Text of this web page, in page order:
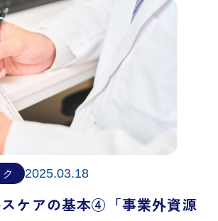
2025.03.18
ケアの基本④「事業外資源